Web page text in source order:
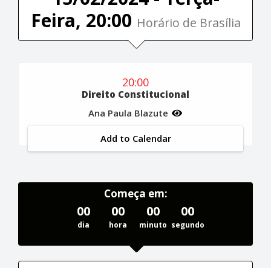
Feira, 20:00 Horário de Brasília
20:00
Direito Constitucional
Ana Paula Blazute
Add to Calendar
Começa em:
00
dia
00
hora
00
minuto
00
segundo